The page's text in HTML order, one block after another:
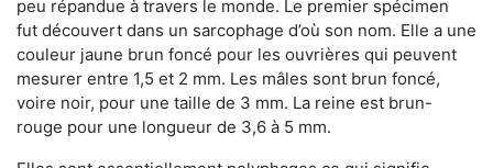
peu répandue à travers le monde. Le premier spécimen
fut découvert dans un sarcophage d’où son nom. Elle a une
couleur jaune brun foncé pour les ouvrières qui peuvent
mesurer entre 1,5 et 2 mm. Les mâles sont brun foncé,
voire noir, pour une taille de 3 mm. La reine est brun-
rouge pour une longueur de 3,6 à 5 mm.